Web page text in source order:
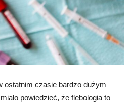
ostatnim czasie bardzo dużym
powiedzieć, że flebologia to